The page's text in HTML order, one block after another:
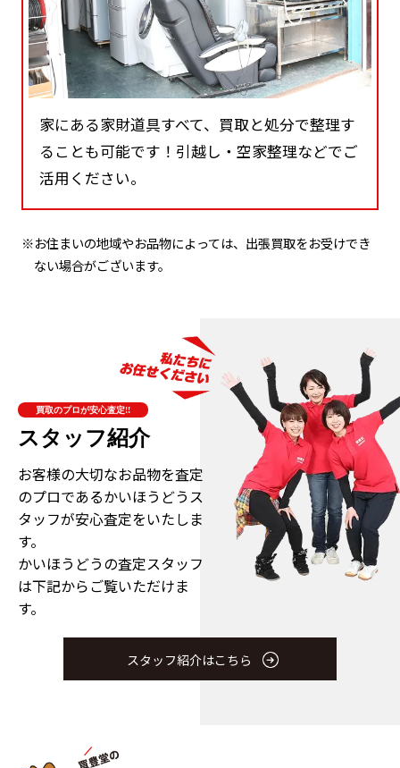
家にある家財道具すべて、買取と処分で整理す
ることも可能です！引越し・空家整理などでご
活用ください。
※お住まいの地域やお品物によっては、出張買取をお受けでき
ない場合がございます。
買取のプロが安心査定!!
スタッフ紹介
お客様の大切なお品物を査定
のプロであるかいほうどうス
タッフが安心査定をいたしま
す。
かいほうどうの査定スタッフ
は下記からご覧いただけま
す。
スタッフ紹介はこちら